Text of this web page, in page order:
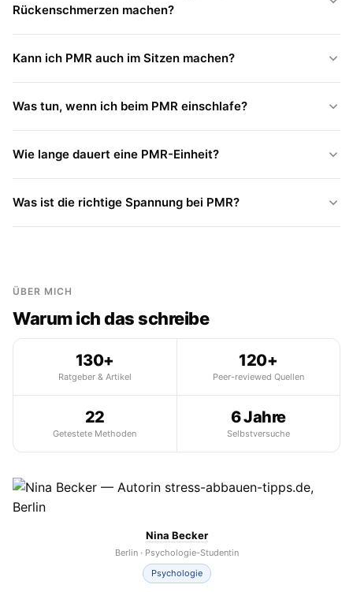
Rückenschmerzen machen?
Kann ich PMR auch im Sitzen machen?
Was tun, wenn ich beim PMR einschlafe?
Wie lange dauert eine PMR-Einheit?
Was ist die richtige Spannung bei PMR?
ÜBER MICH
Warum ich das schreibe
130+
Ratgeber & Artikel
120+
Peer-reviewed Quellen
22
Getestete Methoden
6 Jahre
Selbstversuche
Nina Becker
Berlin · Psychologie-Studentin
Psychologie